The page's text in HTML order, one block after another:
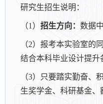
研究生招生说明：
（1 ） 招生方向： 数据
（2）报考本实验室的
结合本科毕业设计提升
（3）只要踏实勤奋、
生奖学金、科研基金